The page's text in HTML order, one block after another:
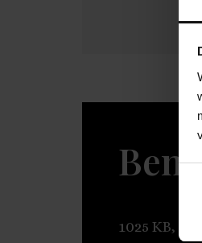
1025 KB,